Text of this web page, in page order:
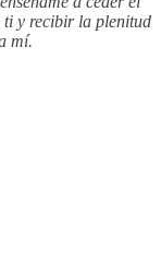
ti y recibir la plenitud
mí.